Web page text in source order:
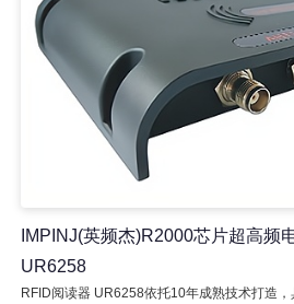
IMPINJ(英频杰)R2000芯片超高频
UR6258
RFID阅读器 UR6258依托10年成熟技术打造